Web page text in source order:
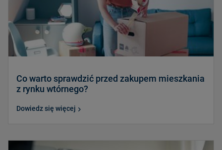
Co warto sprawdzić przed zakupem mieszkania
z rynku wtórnego?
Dowiedz się więcej